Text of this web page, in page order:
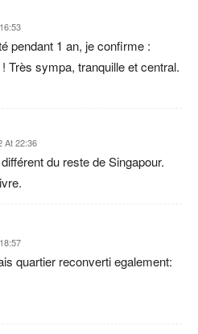
pendant 1 an, je confirme :
Très sympa, tranquille et central.
At 22:36
du reste de Singapour.
quartier reconverti egalement: